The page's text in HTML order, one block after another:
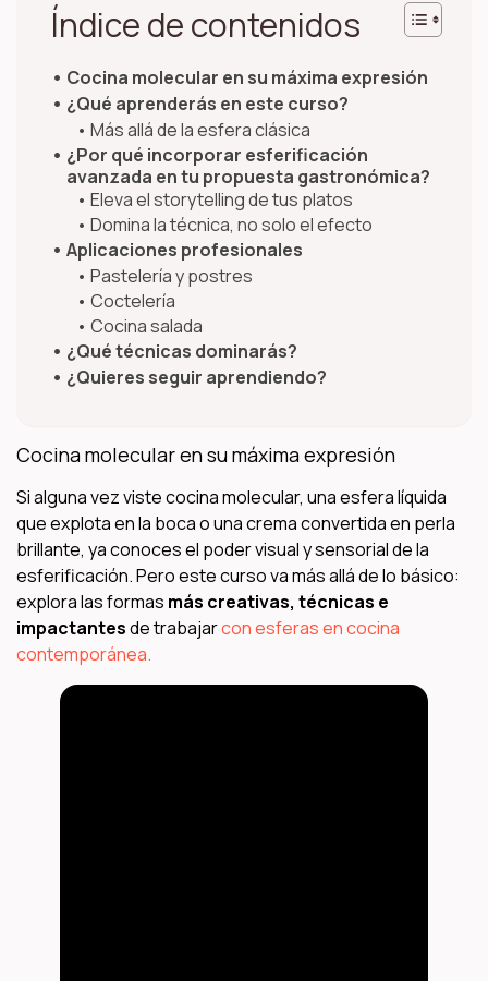
Índice de contenidos
Cocina molecular en su máxima expresión
¿Qué aprenderás en este curso?
Más allá de la esfera clásica
¿Por qué incorporar esferificación
avanzada en tu propuesta gastronómica?
Eleva el storytelling de tus platos
Domina la técnica, no solo el efecto
Aplicaciones profesionales
Pastelería y postres
Coctelería
Cocina salada
¿Qué técnicas dominarás?
¿Quieres seguir aprendiendo?
Cocina molecular en su máxima expresión
Si alguna vez viste cocina molecular, una esfera líquida
que explota en la boca o una crema convertida en perla
brillante, ya conoces el poder visual y sensorial de la
esferificación. Pero este curso va más allá de lo básico:
explora las formas más creativas, técnicas e
impactantesde trabajarcon esferas en cocina
contemporánea.